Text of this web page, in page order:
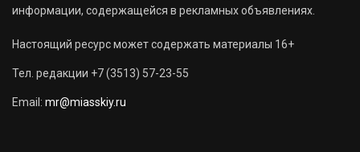
информации, содержащейся в рекламных объявлениях.
Настоящий ресурс может содержать материалы 16+
Тел. редакции +7 (3513) 57-23-55
Email: mr@miasskiy.ru